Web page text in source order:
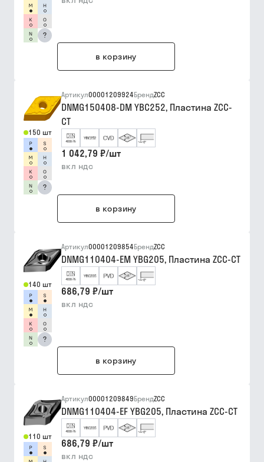
?
в корзину
150 шт
?
Артикул00001209924БрендZCC
DNMG150408-DM YBC252, Пластина ZCC-
CT
1 042,79 ₽/шт
вкл ндс
в корзину
140 шт
?
Артикул00001209854БрендZCC
DNMG110404-EM YBG205, Пластина ZCC-CT
686,79 ₽/шт
вкл ндс
в корзину
110 шт
Артикул00001209849БрендZCC
DNMG110404-EF YBG205, Пластина ZCC-CT
686,79 ₽/шт
вкл ндс